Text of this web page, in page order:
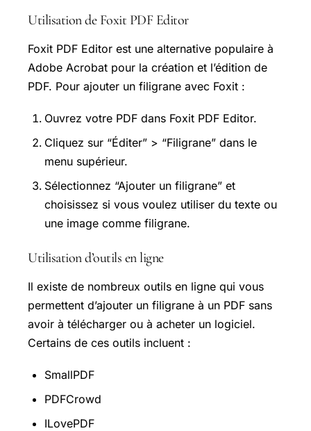
Utilisation de Foxit PDF Editor
Foxit PDF Editor est une alternative populaire à
Adobe Acrobat pour la création et l’édition de
PDF. Pour ajouter un filigrane avec Foxit :
Ouvrez votre PDF dans Foxit PDF Editor.
Cliquez sur “Éditer” > “Filigrane” dans le
menu supérieur.
Sélectionnez “Ajouter un filigrane” et
choisissez si vous voulez utiliser du texte ou
une image comme filigrane.
Utilisation d’outils en ligne
Il existe de nombreux outils en ligne qui vous
permettent d’ajouter un filigrane à un PDF sans
avoir à télécharger ou à acheter un logiciel.
Certains de ces outils incluent :
SmallPDF
PDFCrowd
ILovePDF